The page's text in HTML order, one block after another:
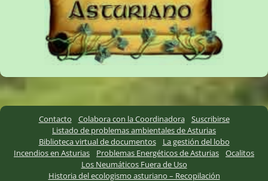
Contacto Colabora con la Coordinadora
Suscribirse
Listado de problemas ambientales de Asturias
Biblioteca virtual de documentos
La gestión del lobo
Incendios en Asturias
Problemas Energéticos de Asturias
Ocalitos
Los Neumáticos Fuera de Uso
Historia del ecologismo asturiano – Recopilación